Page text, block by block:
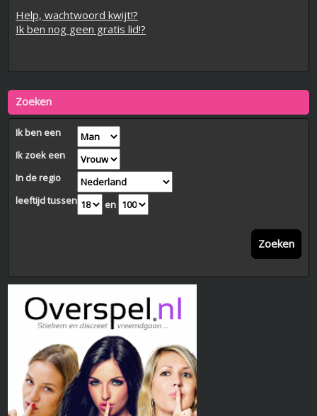
Help, wachtwoord kwijt!?
Ik ben nog geen gratis lid!?
Zoeken
Ik ben een
Ik zoek een
In de regio
leeftijd tussen
en
Zoeken